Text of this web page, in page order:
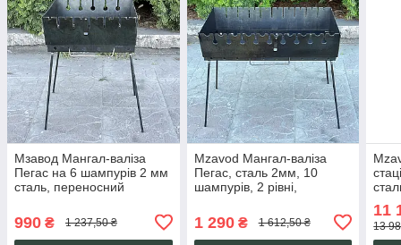
Мзавод Мангал-валіза
Пегас на 6 шампурів 2 мм
сталь, переносний
шашлику
990 ₴ 1 237,50 ₴
Mzavod Мангал-валіза
Пегас, сталь 2мм, 10
шампурів, 2 рівні,
1 290₴ 1 612,50 ₴
11
13